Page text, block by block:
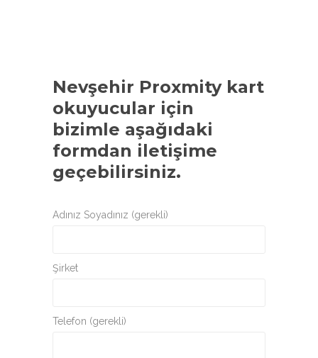
Nevşehir Proxmity kart
okuyucular için
bizimle aşağıdaki
formdan iletişime
geçebilirsiniz.
Adınız Soyadınız (gerekli)
Şirket
Telefon (gerekli)